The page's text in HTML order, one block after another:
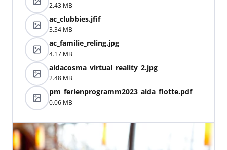
2.43 MB
ac_clubbies.jfif
3.34 MB
ac_familie_reling.jpg
4.17 MB
aidacosma_virtual_reality_2.jpg
2.48 MB
pm_ferienprogramm2023_aida_flotte.pdf
0.06 MB